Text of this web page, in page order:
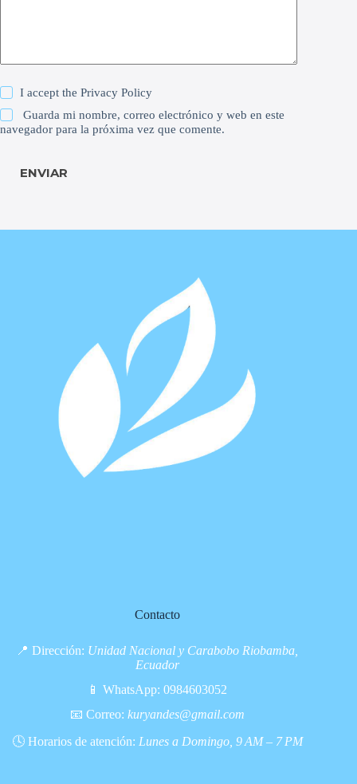
I accept thePrivacy Policy
Guarda mi nombre, correo electrónico y web en este
navegador para la próxima vez que comente.
ENVIAR
Contacto
📍 Dirección: Unidad Nacional y Carabobo Riobamba,
Ecuador
📱 WhatsApp:0984603052
📧 Correo: kuryandes@gmail.com
🕓 Horarios de atención: Lunes a Domingo, 9 AM – 7 PM